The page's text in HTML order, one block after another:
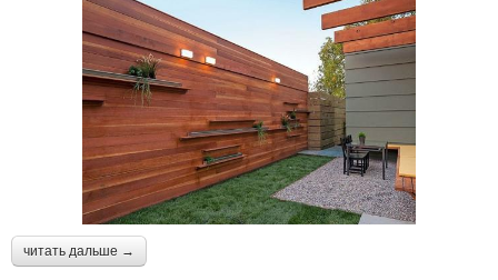
читать дальше →